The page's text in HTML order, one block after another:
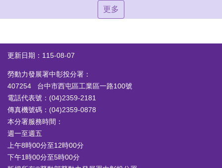
更多
更新日期：115-08-07
勞動力發展署中彰投分署：
407254 台中市西屯區工業區一路100號
電話代表號：(04)2359-2181
傳真機號碼：(04)2359-0878
本分署服務時間：
週一至週五
上午8時00分至12時00分
下午1時00分至5時00分